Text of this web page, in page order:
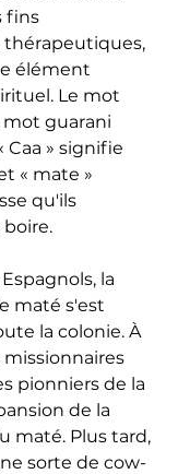
fins
élément
Le mot
mot guarani
Caa » signifie
« mate »
qu'ils
la
maté s'est
la colonie. À
pionniers de la
de la
maté. Plus tard,
sorte de cow-